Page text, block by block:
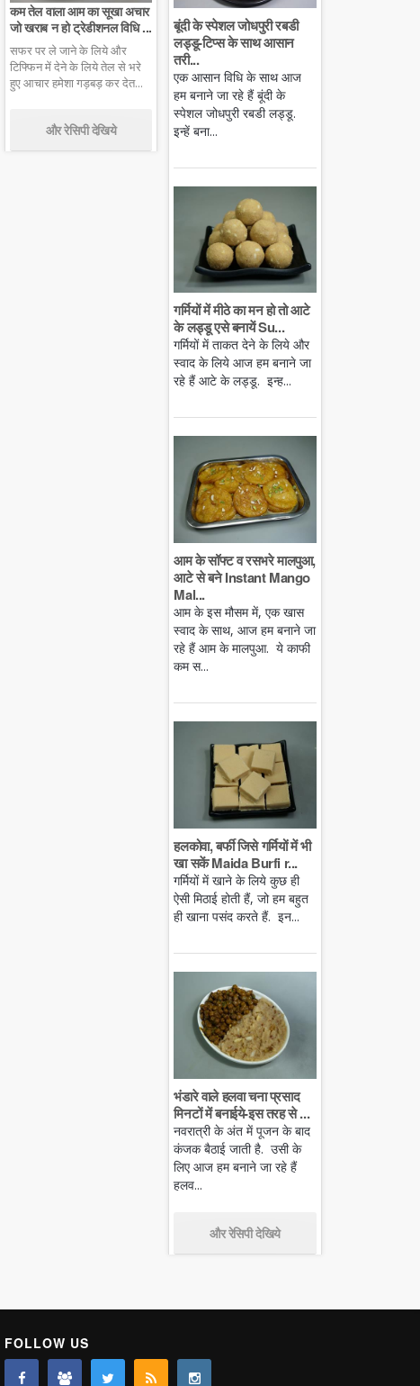
कम तेल वाला आम का सूखा अचार
जो खराब न हो ट्रेडीशनल विधि ...
सफर पर ले जाने के लिये और
टिफ्फिन में देने के लिये तेल से भरे
हुए आचार हमेशा गड़बड़ कर देत...
और रेसिपी देखिये
बूंदी के स्पेशल जोधपुरी रबडी
लड्डू-टिप्स के साथ आसान
तरी...
एक आसान विधि के साथ आज
हम बनाने जा रहे हैं बूंदी के
स्पेशल जोधपुरी रबडी लड्डू.
इन्हें बना...
गर्मियों में मीठे का मन हो तो आटे
के लड्डू एसे बनायें Su...
गर्मियों में ताकत देने के लिये और
स्वाद के लिये आज हम बनाने जा
रहे हैं आटे के लड्डू. इन्ह...
आम के सॉफ्ट व रसभरे मालपुआ,
आटे से बने Instant Mango
Mal...
आम के इस मौसम में, एक खास
स्वाद के साथ, आज हम बनाने जा
रहे हैं आम के मालपुआ. ये काफी
कम स...
हलकोवा, बर्फी जिसे गर्मियों में भी
खा सकें Maida Burfi r...
गर्मियों में खाने के लिये कुछ ही
ऐसी मिठाई होती हैं, जो हम बहुत
ही खाना पसंद करते हैं. इन...
भंडारे वाले हलवा चना प्रसाद
मिनटों में बनाईये-इस तरह से ...
नवरात्री के अंत में पूजन के बाद
कंजक बैठाई जाती है. उसी के
लिए आज हम बनाने जा रहे हैं
हलव...
और रेसिपी देखिये
FOLLOW US